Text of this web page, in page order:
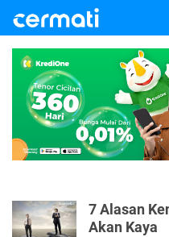
7 Alasan
Akan Kaya